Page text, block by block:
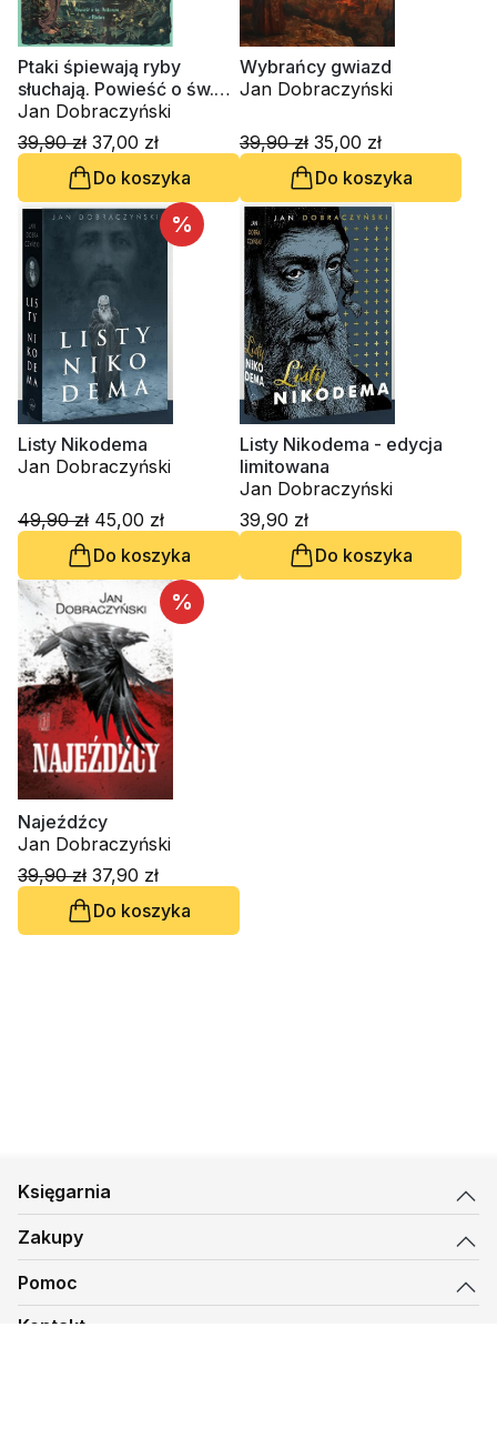
Ptaki śpiewają ryby
słuchają. Powieść o św.
Antonim z Padwy
Jan Dobraczyński
39,90 zł 37,00 zł
Do koszyka
Wybrańcy gwiazd
Jan Dobraczyński
39,90 zł 35,00 zł
Do koszyka
%
Listy Nikodema
Jan Dobraczyński
49,90 zł 45,00 zł
Do koszyka
Listy Nikodema - edycja
limitowana
Jan Dobraczyński
39,90 zł
Do koszyka
%
Najeźdźcy
Jan Dobraczyński
39,90 zł 37,90 zł
Do koszyka
Księgarnia
Zakupy
Pomoc
Kontakt